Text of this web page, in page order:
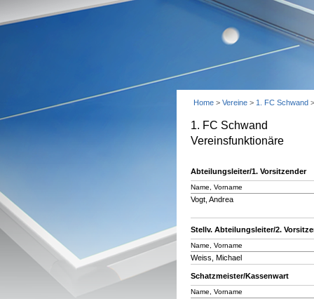
Home > Vereine > 1. FC Schwand >
1. FC Schwand
Vereinsfunktionäre
Abteilungsleiter/1. Vorsitzender
Name, Vorname
Vogt, Andrea
Stellv. Abteilungsleiter/2.
Name, Vorname
Weiss, Michael
Schatzmeister/Kassenwart
Name, Vorname